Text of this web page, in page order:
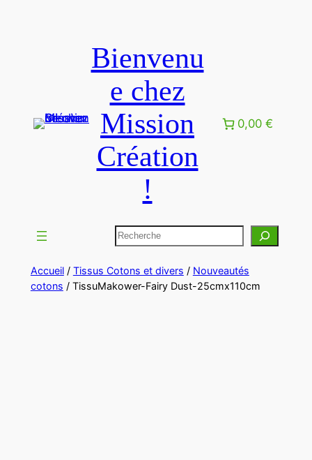
Bienvenu
e chez
Mission
Création
!
0,00 €
Accueil/ Tissus Cotons et divers / Nouveautés
cotons / TissuMakower-Fairy Dust-25cmx110cm